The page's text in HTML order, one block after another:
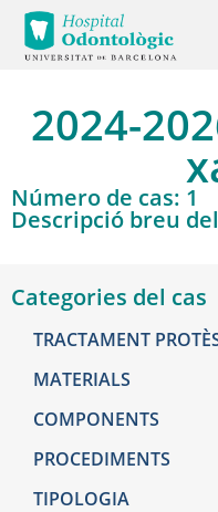
2024-
Número de cas: 1
Descripció breu
Categories del cas
TRACTAMENT
MATERIALS
COMPONENTS
PROCEDIMENTS
TIPOLOGIA